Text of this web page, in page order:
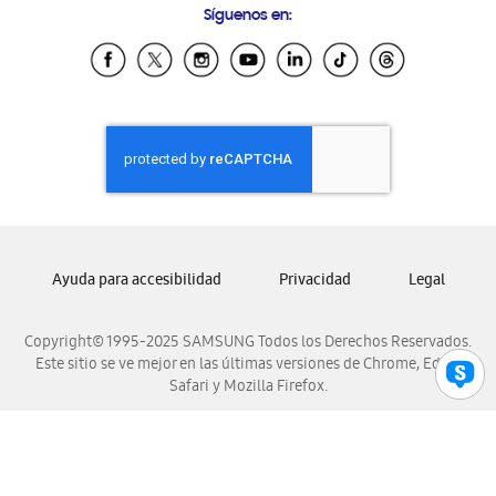
Samsung Ecuador
Samsung El Salvador
Samsung Honduras
Samsung Nicaragua
Samsung Panamá
Samsung Venezuela
Síguenos en:
Copyright© 1995-2025 SAMSUNG Todos los Derechos Reservados.
Este sitio se ve mejor en las últimas versiones de Chrome, Edge,
Safari y Mozilla Firefox.
Ayuda para accesibilidad Privacidad Legal